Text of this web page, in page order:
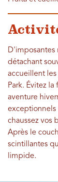
D'imposantes
détachant
accueillent les
Park. Évitez
aventure
exceptionnels
chaussez vos
Après le
scintillantes
limpide.